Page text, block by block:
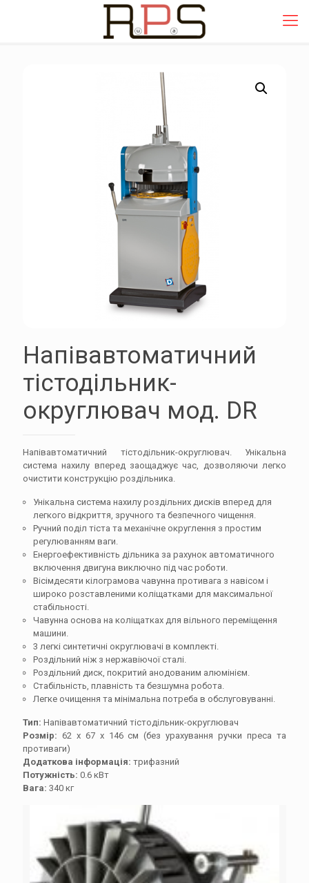
Напівавтоматичний
тістодільник-
округлювач мод. DR
Напівавтоматичний тістодільник-округлювач. Унікальна
система нахилу вперед заощаджує час, дозволяючи легко
очистити конструкцію роздільника.
Унікальна система нахилу роздільних дисків вперед для
легкого відкриття, зручного та безпечного чищення.
Ручний поділ тіста та механічне округлення з простим
регулюванням ваги.
Енергоефективність дільника за рахунок автоматичного
включення двигуна виключно під час роботи.
Вісімдесяти кілограмова чавунна противага з навісом і
широко розставленими коліщатками для максимальної
стабільності.
Чавунна основа на коліщатках для вільного переміщення
машини.
3 легкі синтетичні округлювачі в комплекті.
Роздільний ніж з нержавіючої сталі.
Роздільний диск, покритий анодованим алюмінієм.
Стабільність, плавність та безшумна робота.
Легке очищення та мінімальна потреба в обслуговуванні.
Тип: Напівавтоматичний тістодільник-округлювач
Розмір: 62 x 67 x 146 см (без урахування ручки преса та
противаги)
Додаткова інформація: трифазний
Потужність: 0.6 кВт
Вага: 340 кг